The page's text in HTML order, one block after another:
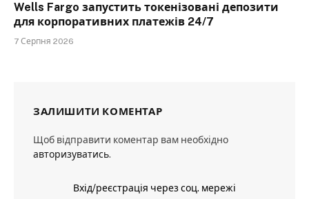
Wells Fargo запустить токенізовані депозити
для корпоративних платежів 24/7
7 Серпня 2026
ЗАЛИШИТИ КОМЕНТАР
Щоб відправити коментар вам необхідно
авторизуватись.
Вхід/реєстрація через соц. мережі